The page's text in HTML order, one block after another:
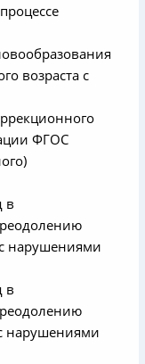
возраста с
ФГОС
в
нарушениями
в
нарушениями